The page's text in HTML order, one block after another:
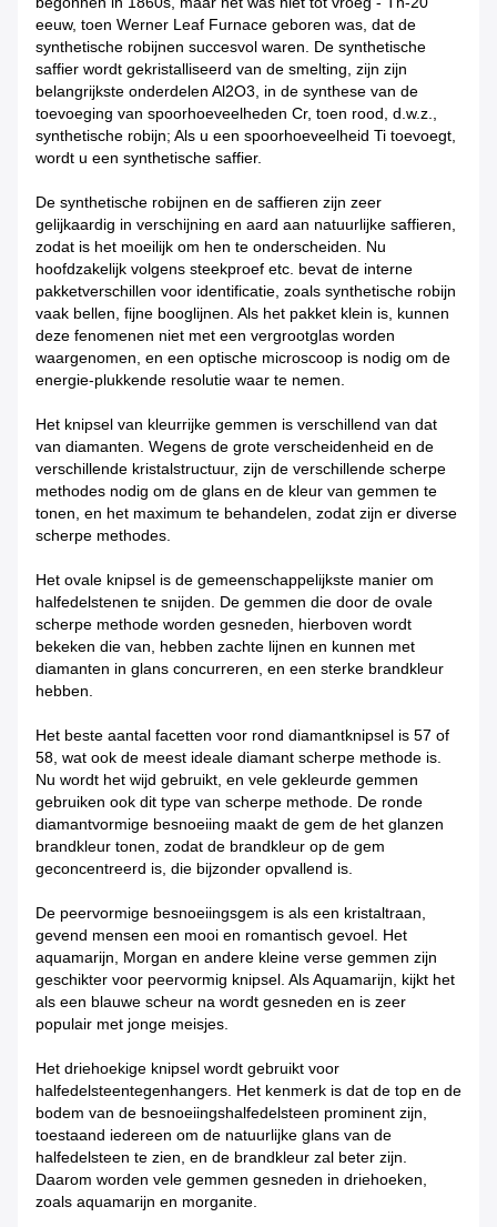
eeuw, toen Werner Leaf Furnace geboren was, dat de
synthetische robijnen succesvol waren. De synthetische
saffier wordt gekristalliseerd van de smelting, zijn zijn
belangrijkste onderdelen Al2O3, in de synthese van de
toevoeging van spoorhoeveelheden Cr, toen rood, d.w.z.,
synthetische robijn; Als u een spoorhoeveelheid Ti toevoegt,
wordt u een synthetische saffier.
De synthetische robijnen en de saffieren zijn zeer
gelijkaardig in verschijning en aard aan natuurlijke saffieren,
zodat is het moeilijk om hen te onderscheiden. Nu
hoofdzakelijk volgens steekproef etc. bevat de interne
pakketverschillen voor identificatie, zoals synthetische robijn
vaak bellen, fijne booglijnen. Als het pakket klein is, kunnen
deze fenomenen niet met een vergrootglas worden
waargenomen, en een optische microscoop is nodig om de
energie-plukkende resolutie waar te nemen.
Het knipsel van kleurrijke gemmen is verschillend van dat
van diamanten. Wegens de grote verscheidenheid en de
verschillende kristalstructuur, zijn de verschillende scherpe
methodes nodig om de glans en de kleur van gemmen te
tonen, en het maximum te behandelen, zodat zijn er diverse
scherpe methodes.
Het ovale knipsel is de gemeenschappelijkste manier om
halfedelstenen te snijden. De gemmen die door de ovale
scherpe methode worden gesneden, hierboven wordt
bekeken die van, hebben zachte lijnen en kunnen met
diamanten in glans concurreren, en een sterke brandkleur
hebben.
Het beste aantal facetten voor rond diamantknipsel is 57 of
58, wat ook de meest ideale diamant scherpe methode is.
Nu wordt het wijd gebruikt, en vele gekleurde gemmen
gebruiken ook dit type van scherpe methode. De ronde
diamantvormige besnoeiing maakt de gem de het glanzen
brandkleur tonen, zodat de brandkleur op de gem
geconcentreerd is, die bijzonder opvallend is.
De peervormige besnoeiingsgem is als een kristaltraan,
gevend mensen een mooi en romantisch gevoel. Het
aquamarijn, Morgan en andere kleine verse gemmen zijn
geschikter voor peervormig knipsel. Als Aquamarijn, kijkt het
als een blauwe scheur na wordt gesneden en is zeer
populair met jonge meisjes.
Het driehoekige knipsel wordt gebruikt voor
halfedelsteentegenhangers. Het kenmerk is dat de top en de
bodem van de besnoeiingshalfedelsteen prominent zijn,
toestaand iedereen om de natuurlijke glans van de
halfedelsteen te zien, en de brandkleur zal beter zijn.
Daarom worden vele gemmen gesneden in driehoeken,
zoals aquamarijn en morganite.